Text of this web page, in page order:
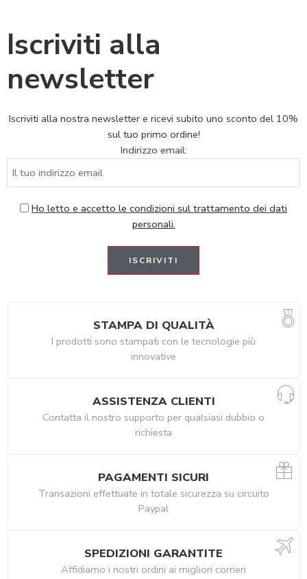
Iscriviti alla
newsletter
Iscriviti alla nostra newsletter e ricevi subito uno sconto del 10%
sul tuo primo ordine!
Indirizzo email:
Ho letto e accetto le condizioni sul trattamento dei dati
personali.
STAMPA DI QUALITÀ
I prodotti sono stampati con le tecnologie più
innovative
ASSISTENZA CLIENTI
Contatta il nostro supporto per qualsiasi dubbio o
richiesta
PAGAMENTI SICURI
Transazioni effettuate in totale sicurezza su circuito
Paypal
SPEDIZIONI GARANTITE
Affidiamo i nostri ordini ai migliori corrieri